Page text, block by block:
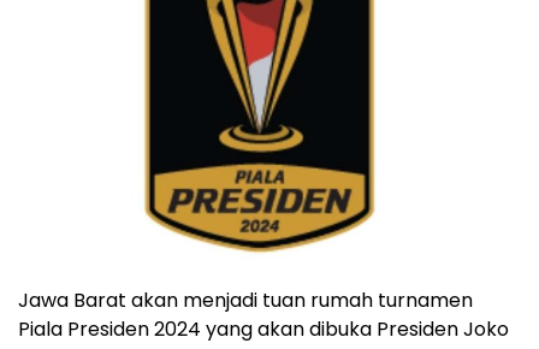
Jawa Barat akan menjadi tuan rumah turnamen
Piala Presiden 2024 yang akan dibuka Presiden Joko